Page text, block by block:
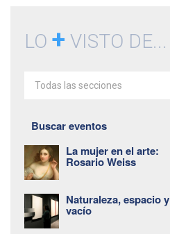
LO + VISTO DE...
Todas las secciones
Buscar eventos
La mujer en el arte:
Rosario Weiss
Naturaleza, espacio y
vacío